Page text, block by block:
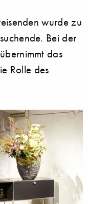
wurde zu
Bei der
das
Rolle des